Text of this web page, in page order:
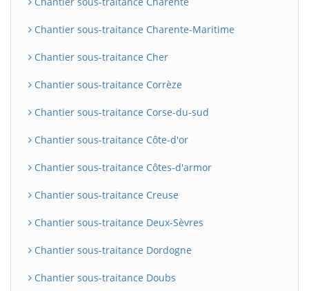
Chantier sous-traitance Charente-Maritime
Chantier sous-traitance Cher
Chantier sous-traitance Corrèze
Chantier sous-traitance Corse-du-sud
Chantier sous-traitance Côte-d'or
Chantier sous-traitance Côtes-d'armor
Chantier sous-traitance Creuse
Chantier sous-traitance Deux-Sèvres
Chantier sous-traitance Dordogne
Chantier sous-traitance Doubs